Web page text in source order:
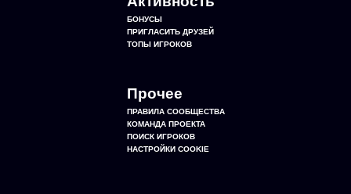
БОНУСЫ
ПРИГЛАСИТЬ ДРУЗЕЙ
ТОПЫ ИГРОКОВ
Прочее
ПРАВИЛА СООБЩЕСТВА
КОМАНДА ПРОЕКТА
ПОИСК ИГРОКОВ
НАСТРОЙКИ COOKIE